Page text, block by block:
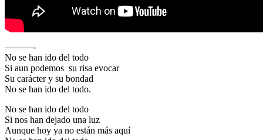
———-
No se han ido del todo
Si aun podemos su risa evocar
Su carácter y su bondad
No se han ido del todo.
No se han ido del todo
Si nos han dejado una luz
Aunque hoy ya no están más aquí